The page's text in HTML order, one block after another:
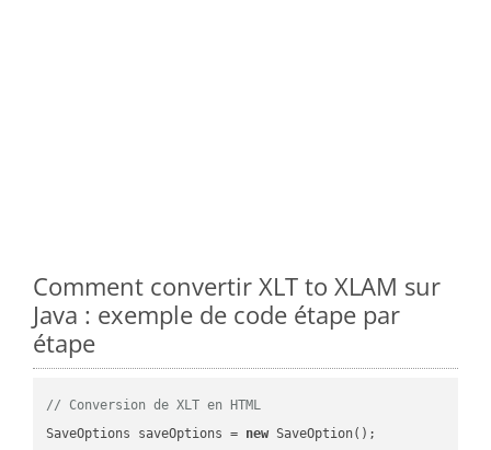
Comment convertir XLT to XLAM sur
Java : exemple de code étape par
étape
// Conversion de XLT en HTML
SaveOptions saveOptions = new SaveOption();